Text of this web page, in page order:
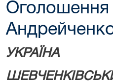
Оголошення
УКРАЇНА